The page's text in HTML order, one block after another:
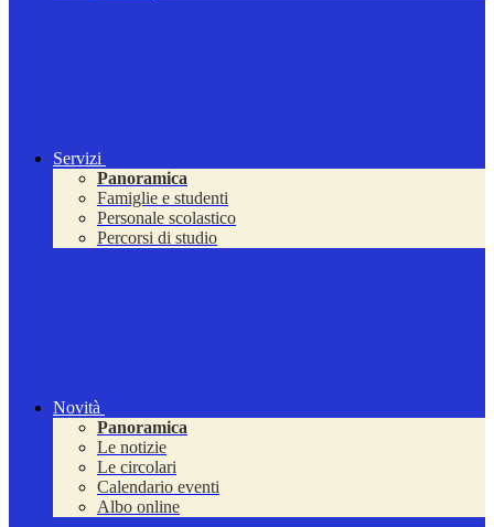
Servizi
Panoramica
Famiglie e studenti
Personale scolastico
Percorsi di studio
Novità
Panoramica
Le notizie
Le circolari
Calendario eventi
Albo online